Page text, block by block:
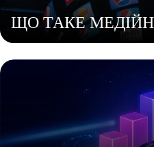
ЩО ТАКЕ